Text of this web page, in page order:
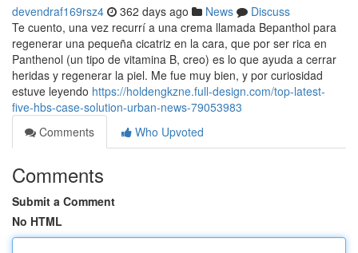
devendraf169rsz4 362 days ago News
Discuss
Te cuento, una vez recurrí a una crema llamada Bepanthol para
regenerar una pequeña cicatriz en la cara, que por ser rica en
Panthenol (un tipo de vitamina B, creo) es lo que ayuda a cerrar
heridas y regenerar la piel. Me fue muy bien, y por curiosidad
estuve leyendo https://holdengkzne.full-design.com/top-latest-
five-hbs-case-solution-urban-news-79053983
Comments
Who Upvoted
Comments
Submit a Comment
No HTML